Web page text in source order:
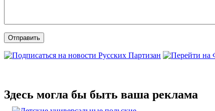
Здесь могла бы быть ваша реклама